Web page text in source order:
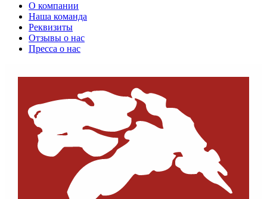
О компании
Наша команда
Реквизиты
Отзывы о нас
Пресса о нас